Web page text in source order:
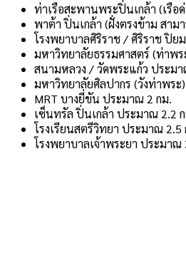
ท่าเรือสะพานพระปิ่นเกล้า (เรือ
พาต้า ปิ่นเกล้า (ฝั่งตรงข้าม สาม
โรงพยาบาลศิริราช / ศิริราช ปิ
มหาวิทยาลัยธรรมศาสตร์ (ท่าพ
สนามหลวง / วัดพระแก้ว ประม
มหาวิทยาลัยศิลปากร (วังท่าพร
MRT บางยี่ขัน ประมาณ 2 กม.
เซ็นทรัล ปิ่นเกล้า ประมาณ 2.2
โรงเรียนสตรีวิทยา ประมาณ 2.5
โรงพยาบาลเจ้าพระยา ประมาณ